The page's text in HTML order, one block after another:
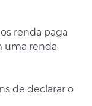
renda paga
uma renda
de declarar o